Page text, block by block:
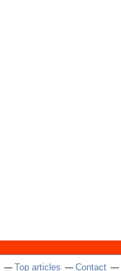
Top articles Contact